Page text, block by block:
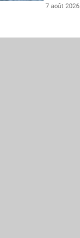
7 août 2026